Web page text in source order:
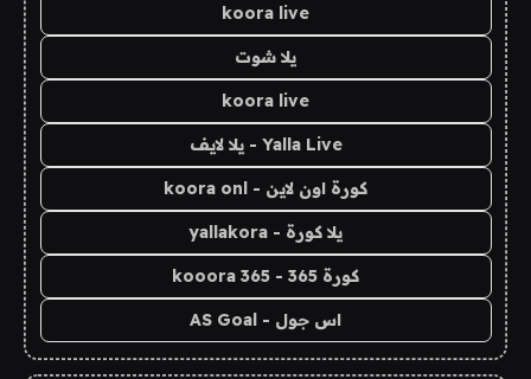
koora live
يلا شوت
koora live
Yalla Live - يلا لايف
كورة اون لاين - koora onl
يلا كورة - yallakora
كورة 365 - kooora 365
اس جول - AS Goal